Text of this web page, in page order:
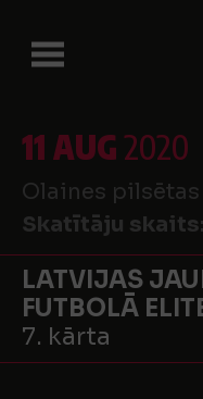
11 AUG2020
Olaines
Skatītāju skaits:
LATVIJAS
FUTBOLĀ
7. kārta